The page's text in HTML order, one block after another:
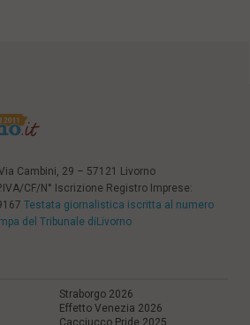
Cambini, 29 – 57121 Livorno
CF/N° Iscrizione Registro Imprese:
Testata giornalistica iscritta al numero
del Tribunale diLivorno
Straborgo 2026
Effetto Venezia 2026
Cacciucco Pride 2025